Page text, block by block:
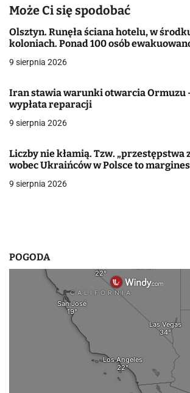
a
c
j
w
p
i
s
Może Ci się spodobać
Olsztyn. Runęła ściana hotelu, w
koloniach. Ponad 100 osób
9 sierpnia 2026
Iran stawia warunki otwarcia Ormuzu
wypłata reparacji
9 sierpnia 2026
Liczby nie kłamią. Tzw. „przestępstwa
wobec Ukraińców w Polsce to margines
9 sierpnia 2026
POGODA